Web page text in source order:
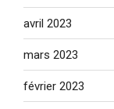
avril 2023
mars 2023
février 2023